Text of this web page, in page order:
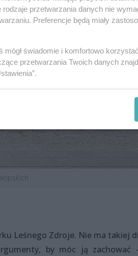
Leśnego Zdroje. Nie ma takiej
by móc ją zachować
rodzaje przetwarzania danych nie
Preferencje będą miały
świadomie i komfortowo
przetwarzania Twoich danych